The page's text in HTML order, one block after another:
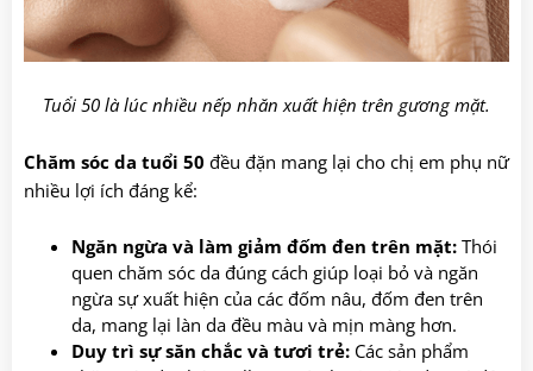
Tuổi 50 là lúc nhiều nếp nhăn xuất hiện trên gương mặt.
Chăm sóc da tuổi 50 đều đặn mang lại cho chị em phụ nữ
nhiều lợi ích đáng kể:
Ngăn ngừa và làm giảm đốm đen trên mặt: Thói
quen chăm sóc da đúng cách giúp loại bỏ và ngăn
ngừa sự xuất hiện của các đốm nâu, đốm đen trên
da, mang lại làn da đều màu và mịn màng hơn.
Duy trì sự săn chắc và tươi trẻ: Các sản phẩm